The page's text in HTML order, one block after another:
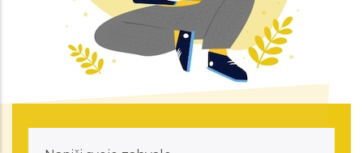
predvsem poslušnost.
Hvala za vaš odgovor :). In spodbudne
besede. Ja bilo je kar dovolj neprijetno